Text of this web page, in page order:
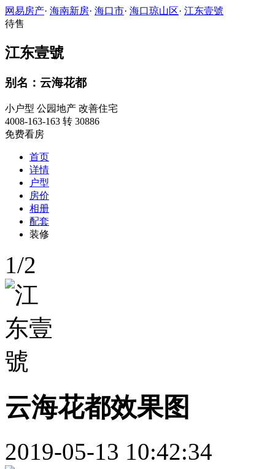
网易房产· 海南新房· 海口市· 海口琼山区· 江东壹號
待售
江东壹號
别名：云海花都
小户型 公园地产 改善住宅
4008-163-163 转 30886
免费看房
首页
详情
户型
房价
相册
配套
装修
1/2
云海花都效果图
2019-05-13 10:42:34